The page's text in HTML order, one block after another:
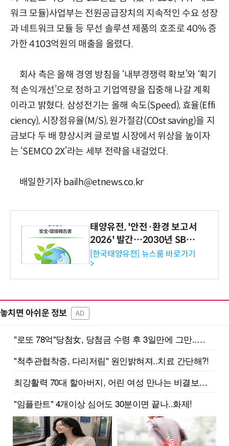
워크 모듈)사업부는 전원공급장치의 지속적인 수요 성장
과 네트워크 모듈 등 무선 솔루션 제품의 호조로 40% 증
가한 4103억원의 매출을 올렸다.
회사 측은 올해 경영 방침을 ‘내부경쟁력 확보’와 ‘획기
적 손익개선’으로 정하고 기업역량을 집중해 나갈 계획
이라고 밝혔다. 삼성전기는 올해 속도(Speed), 효율(Effi
ciency), 시장점유율(M/S), 원가절감(COst saving)을 지
금보다 두 배 향상시켜 글로벌 시장에서 위상을 높이자
는 ‘SEMCO 2X’라는 세부 전략을 내걸었다.
배일한기자 bailh@etnews.co.kr
태양유전, '안전·환경 보고서
2026' 발간…2030년 SBT
수준 온실가스 감축 추진
[한국태양유전] 뉴스룸 바로가기
>
놓치면 아쉬운 정보 AD